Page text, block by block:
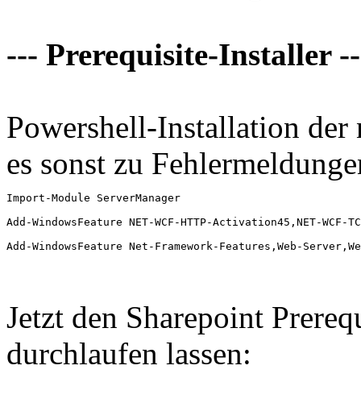
--- Prerequisite-Installer
Powershell-Installation der
es sonst zu
Import-Module ServerManager
Add-WindowsFeature NET-WCF-HTTP-Activation45,NET-
Add-WindowsFeature Net-Framework-Features,Web-
Jetzt den Sharepoint
durchlaufen lassen: